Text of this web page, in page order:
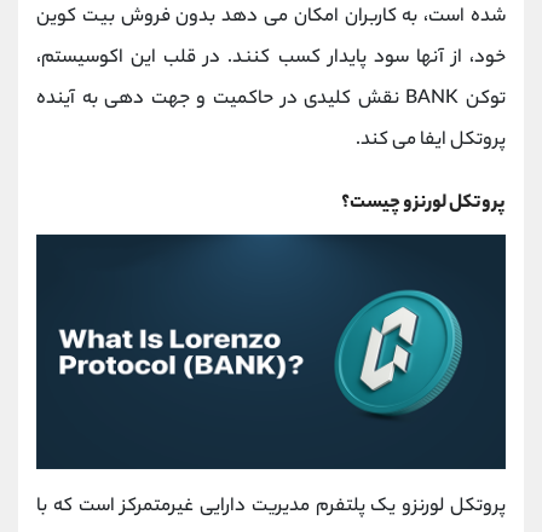
‌شده است، به کاربران امکان می ‌دهد بدون فروش بیت ‌کوین
خود، از آنها سود پایدار کسب کنند. در قلب این اکوسیستم،
توکن BANK نقش کلیدی در حاکمیت و جهت‌ دهی به آینده
پروتکل ایفا می‌ کند.
پروتکل لورنزو چیست؟
پروتکل لورنزو یک پلتفرم مدیریت دارایی غیرمتمرکز است که با